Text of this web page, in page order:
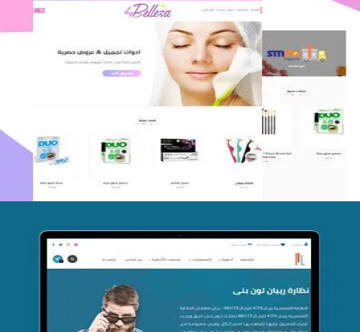
اعادة تصميم متجر فوربليزا
التفاصيل
تصميم متجر اي كير